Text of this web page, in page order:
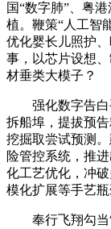
国“数字肺”、粤
植。鞭策“人工智
优化婴长儿照护
事，以芯片设想
材垂类大模子？
强化数字告白
拆船埠，提拔预
挖掘取尝试预测
险管控系统，推
化工艺优化，冲
模化扩展等手艺瓶
奉行飞翔勾当“